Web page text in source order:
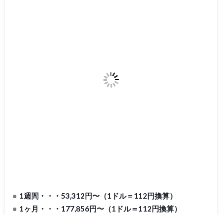
1週間・・・53,312円〜（1ドル＝112円換算）
1ヶ月・・・177,856円〜（1ドル＝112円換算）